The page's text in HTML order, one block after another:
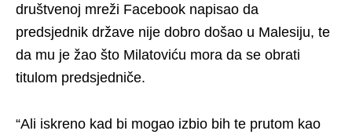
društvenoj mreži Facebook napisao da
predsjednik države nije dobro došao u Malesiju, te
da mu je žao što Milatoviću mora da se obrati
titulom predsjedniče.
“Ali iskreno kad bi mogao izbio bih te prutom kao